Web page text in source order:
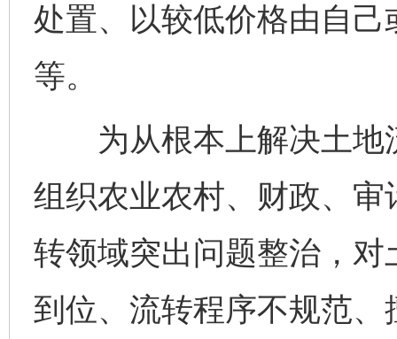
处置、以较低价格由自
等。
为从根本上解决土地
组织农业农村、财政、
转领域突出问题整治，
到位、流转程序不规范